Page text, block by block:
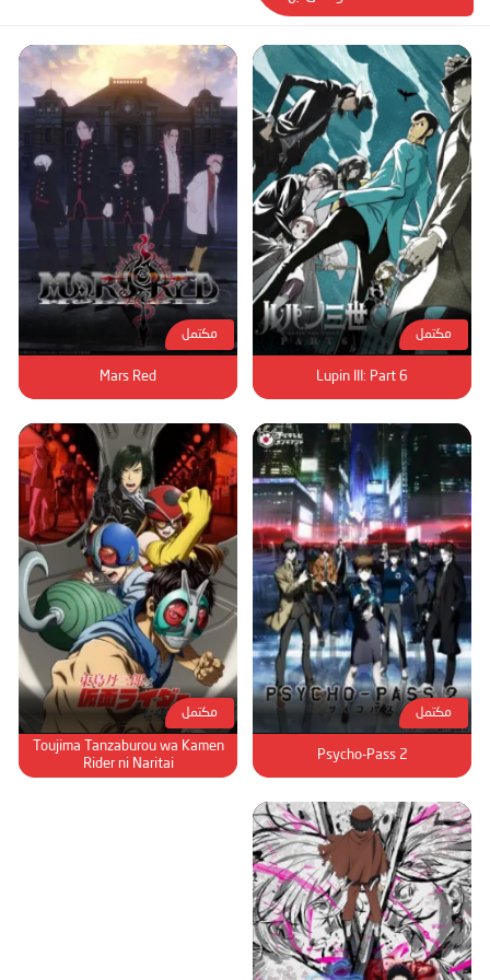
مكتمل
Lupin III: Part 6
مكتمل
Mars Red
مكتمل
Psycho-Pass 2
مكتمل
Toujima Tanzaburou wa Kamen
Rider ni Naritai